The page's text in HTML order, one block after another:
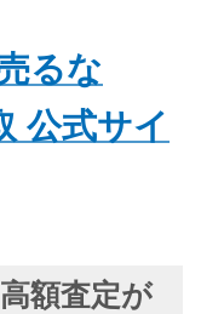
るな
公式サイ
額査定が